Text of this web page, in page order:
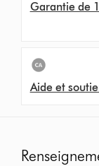
Garantie de
Aide et